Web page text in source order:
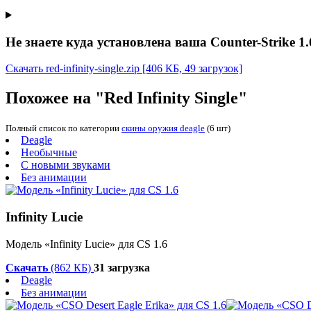
Не знаете куда установлена ваша Counter-Strike
Скачать red-infinity-single.zip [406 КБ, 49 загрузок]
Похожее на "Red Infinity Single"
Полный список по категории скины оружия deagle (6 шт)
Deagle
Необычные
С новыми звуками
Без анимации
Infinity Lucie
Модель «Infinity Lucie» для CS 1.6
Скачать (862 КБ) 31 загрузка
Deagle
Без анимации